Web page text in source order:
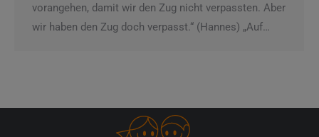
vorangehen, damit wir den Zug nicht verpassten. Aber
wir haben den Zug doch verpasst.“ (Hannes) „Auf…